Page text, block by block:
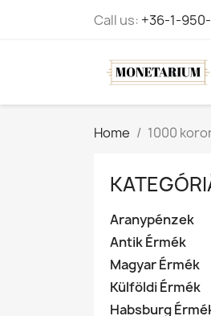
Call us: +36-1-
Home 1000
Aranypénzek
Antik Érmék
Magyar Érmék
Külföldi Érmék
Habsburg